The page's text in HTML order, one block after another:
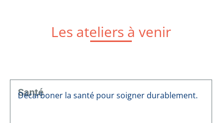
Les ateliers à venir
Santé
Décarboner la santé pour soigner durablement.